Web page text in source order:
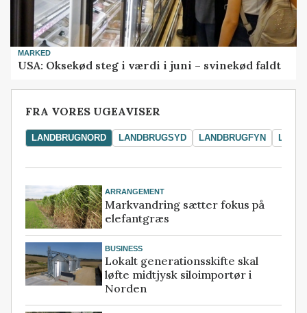
MARKED
USA: Oksekød steg i værdi i juni – svinekød faldt
FRA VORES UGEAVISER
LANDBRUGNORD LANDBRUGSYD LANDBRUGFYN
ARRANGEMENT
Markvandring sætter fokus på
elefantgræs
BUSINESS
Lokalt generationsskifte skal
løfte midtjysk siloimportør i
Norden